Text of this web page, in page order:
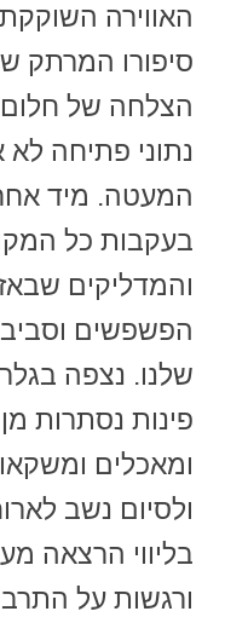
האווירה
סיפורו המרתק
הצלחה של חלום
נתוני פתיחה לא
המעטה. מיד
בעקבות כל
והמדליקים
הפשפשים
שלנו. נצפה
פינות נסתרות
ומאכלים
ולסיום נשב
בליווי הרצאה
ורגשות על